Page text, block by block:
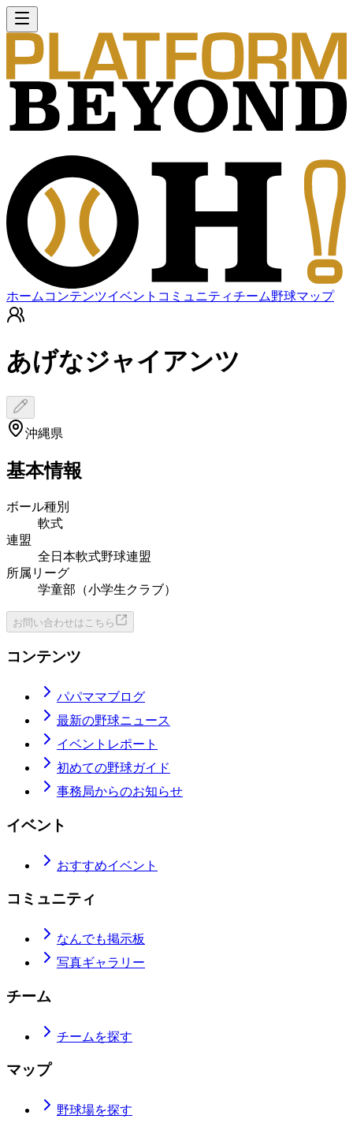
ホーム コンテンツイベント コミュニティチーム野球マップ
あげなジャイアンツ
沖縄県
基本情報
ボール種別
軟式
連盟
全日本軟式野球連盟
所属リーグ
学童部（小学生クラブ）
お問い合わせはこちら
コンテンツ
パパママブログ
最新の野球ニュース
イベントレポート
初めての野球ガイド
事務局からのお知らせ
イベント
おすすめイベント
コミュニティ
なんでも掲示板
写真ギャラリー
チーム
チームを探す
マップ
野球場を探す